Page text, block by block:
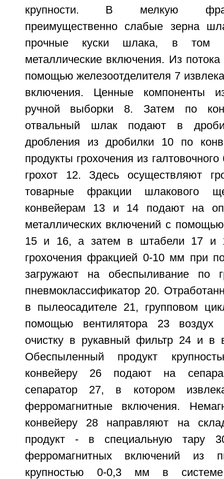
крупности. В мелкую
преимущественно слабые зерна
прочные куски шлака, в том
металлические включения. Из потока
помощью железоотделителя 7
включения. Ценные компоненты
ручной выборки 8. Затем по
отвальный шлак подают в
дробления из дробилки 10 по
продукты грохочения из
грохот 12. Здесь осуществляют
товарные фракции шлакового
конвейерам 13 и 14 подают на
металлических включений с
15 и 16, а затем в штабели 17 и
грохочения фракцией 0-10 мм при
загружают на обеспыливание
пневмоклассификатор 20.
в пылеосадителе 21, групповом
помощью вентилятора 23
очистку в рукавный фильтр 24 и в
Обеспыленный продукт
конвейеру 26 подают на
сепаратор 27, в котором
ферромагнитные включения.
конвейеру 28 направляют на
продукт - в специальную тару
ферромагнитных включений из
крупностью 0-0,3 мм в системе